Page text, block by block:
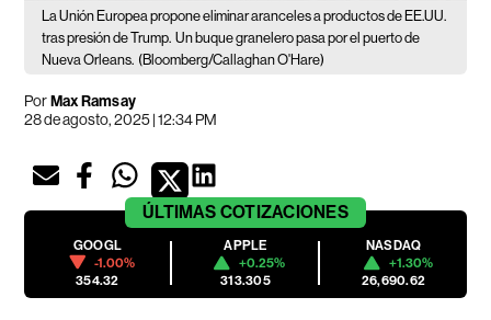
La Unión Europea propone eliminar aranceles a productos de EE.UU.
tras presión de Trump. Un buque granelero pasa por el puerto de
Nueva Orleans. (Bloomberg/Callaghan O'Hare)
PorMax Ramsay
28 de agosto, 2025 | 12:34 PM
ÚLTIMAS COTIZACIONES
GOOGL
-1.00%
354.32
APPLE
+0.25%
313.305
NASDAQ
+1.30%
26,690.62